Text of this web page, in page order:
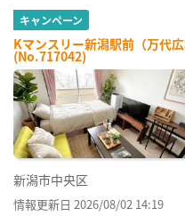
キャンペーン
Kマンスリー新潟駅前（万代
(No.717042)
新潟市中央区
情報更新日 2026/08/02 14:19